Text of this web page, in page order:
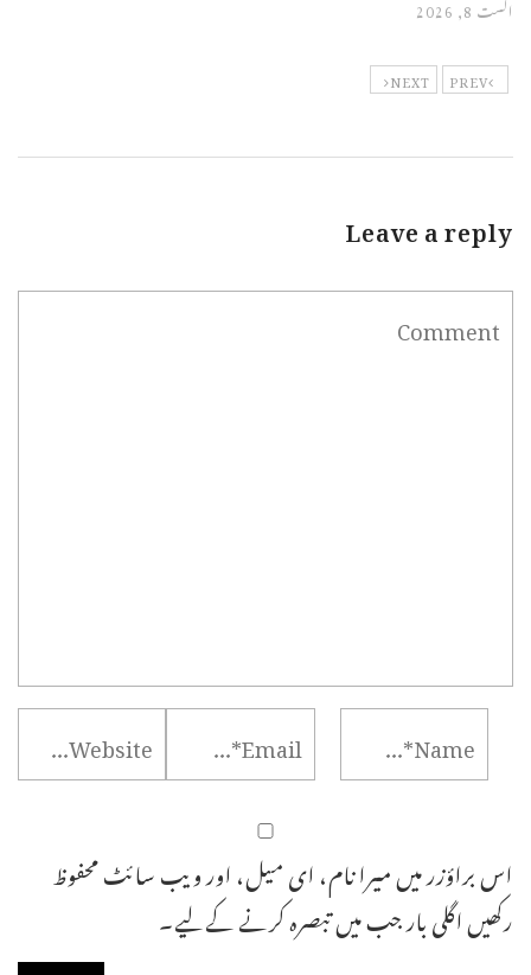
اگست 8, 2026
PREV
NEXT
Leave a reply
اس براؤزر میں میرا نام، ای میل، اور ویب سائٹ محفوظ
رکھیں اگلی بار جب میں تبصرہ کرنے کےلیے۔